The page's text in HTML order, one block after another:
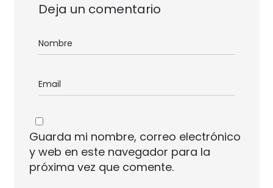
Deja un comentario
Guarda mi nombre, correo electrónico
y web en este navegador para la
próxima vez que comente.